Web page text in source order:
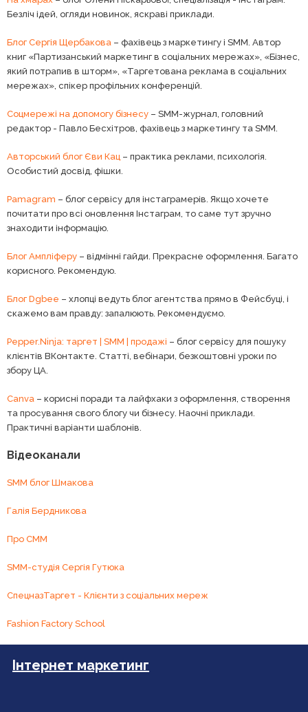
Безліч ідей, огляди новинок, яскраві приклади.
Блог Сергія Щербакова – фахівець з маркетингу і SMM. Автор
книг «Партизанський маркетинг в соціальних мережах», «Бізнес,
який потрапив в шторм», «Таргетована реклама в соціальних
мережах», спікер профільних конференцій.
Соцмережі на допомогу бізнесу – SMM-журнал, головний
редактор - Павло Бесхітров, фахівець з маркетингу та SMM.
Авторський блог Єви Кац – практика реклами, психологія.
Особистий досвід, фішки.
Pamagram – блог сервісу для інстаграмерів. Якщо хочете
почитати про всі оновлення Інстаграм, то саме тут зручно
знаходити інформацію.
Блог Ампліферу – відмінні гайди. Прекрасне оформлення. Багато
корисного. Рекомендую.
Блог Dgbee – хлопці ведуть блог агентства прямо в Фейсбуці, і
скажемо вам правду: запалюють. Рекомендуємо.
Pepper.Ninja: таргет | SMM | продажі – блог сервісу для пошуку
клієнтів ВКонтакте. Статті, вебінари, безкоштовні уроки по
збору ЦА.
Canva – корисні поради та лайфхаки з оформлення, створення
та просування свого блогу чи бізнесу. Наочні приклади.
Практичні варіанти шаблонів.
Відеоканали
SMM блог Шмакова
Галія Бердникова
Про СММ
SMM-студія Сергія Гутюка
СпецназТаргет - Клієнти з соціальних мереж
Fashion Factory School
Інтернет маркетинг